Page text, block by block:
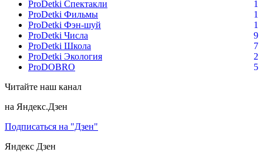
ProDetki Спектакли
1
ProDetki Фильмы
1
ProDetki Фэн-шуй
1
ProDetki Числа
9
ProDetki Школа
7
ProDetki Экология
2
ProDOBRO
5
Читайте наш канал
на Яндекс.Дзен
Подписаться на "Дзен"
Яндекс Дзен